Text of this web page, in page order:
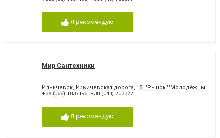
Я рекомендую
Мир Сантехники
Ильичевск, Ильичевская дорога, 15, "Рынок ""Молодёжный"""
+38 (066) 1837196, +38 (048) 7033771
Я рекомендую